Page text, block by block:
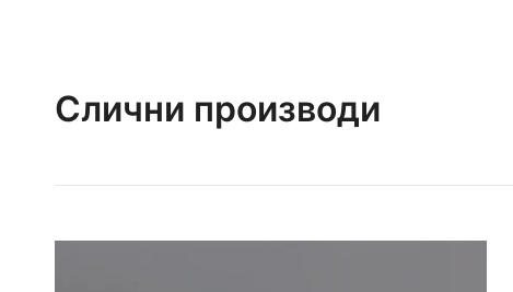
Слични производи